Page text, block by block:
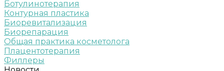
Ботулинотерапия
Контурная пластика
Биоревитализация
Биорепарация
Общая практика косметолога
Плацентотерапия
Филлеры